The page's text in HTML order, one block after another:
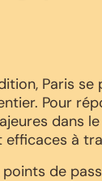
Paris
Pour
dans
à
points de